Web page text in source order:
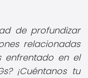
de profundizar
relacionadas
enfrentado en el
¡Cuéntanos tu